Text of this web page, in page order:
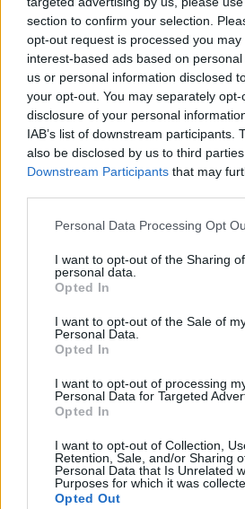
section to confirm your selection.
opt-out request is processed you may
interest-based ads based on
us or personal information disclosed
your opt-out. You may separately
disclosure of your personal
IAB’s list of downstream participants.
also be disclosed by us to third
Downstream Participants that may
Personal Data Processing Opt
I want to opt-out of the Sharing
personal data.
Opted In
I want to opt-out of the Sale of
Personal Data.
Opted In
I want to opt-out of processing
Personal Data for Targeted
Opted In
I want to opt-out of Collection,
Retention, Sale, and/or Sharing
Personal Data that Is Unrelated
Purposes for which it was
Opted Out
Ως χώρο διεξαγωγής προτείνω
Παλαιολόγου από το ύψος της
διασταύρωση με την Όθωνος
της Πινακοθήκης που θα
οχήματα ,εκτός από τα οχήματα
συγκεκριμένες ώρες. Εκτός
επιχειρήσεων αξίζει να
Festival θα περιλαμβάνει μια
δράσεων, happenings και events
διοργανώνονται είτε από τα
τα Μουσεία της πόλης.
Στόχος η Ημέρα (Γιορτή)Εμπόρου